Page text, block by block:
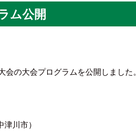
ム公開
の大会プログラムを公開しました。
川市）